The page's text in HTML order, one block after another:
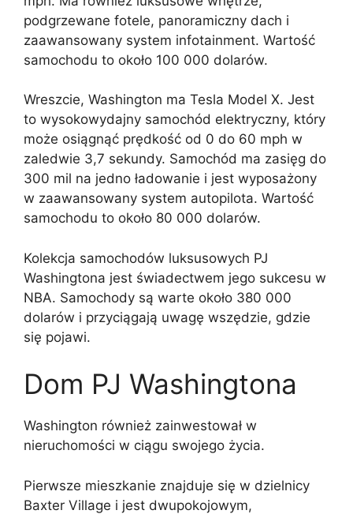
podgrzewane fotele, panoramiczny dach i
zaawansowany system infotainment. Wartość
samochodu to około 100 000 dolarów.
Wreszcie, Washington ma Tesla Model X. Jest
to wysokowydajny samochód elektryczny, który
może osiągnąć prędkość od 0 do 60 mph w
zaledwie 3,7 sekundy. Samochód ma zasięg do
300 mil na jedno ładowanie i jest wyposażony
w zaawansowany system autopilota. Wartość
samochodu to około 80 000 dolarów.
Kolekcja samochodów luksusowych PJ
Washingtona jest świadectwem jego sukcesu w
NBA. Samochody są warte około 380 000
dolarów i przyciągają uwagę wszędzie, gdzie
się pojawi.
Dom PJ Washingtona
Washington również zainwestował w
nieruchomości w ciągu swojego życia.
Pierwsze mieszkanie znajduje się w dzielnicy
Baxter Village i jest dwupokojowym,